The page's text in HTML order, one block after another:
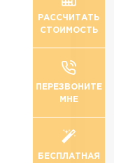
РАССЧИТАТЬ
СТОИМОСТЬ
ПЕРЕЗВОНИТЕ
МНЕ
БЕСПЛАТНАЯ